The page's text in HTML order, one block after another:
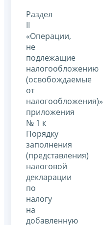
Раздел
II
«Операции,
не
подлежащие
налогообложению
(освобождаемые
от
налогообложения)»
приложения
№ 1 к
Порядку
заполнения
(представления)
налоговой
декларации
по
налогу
на
добавленную